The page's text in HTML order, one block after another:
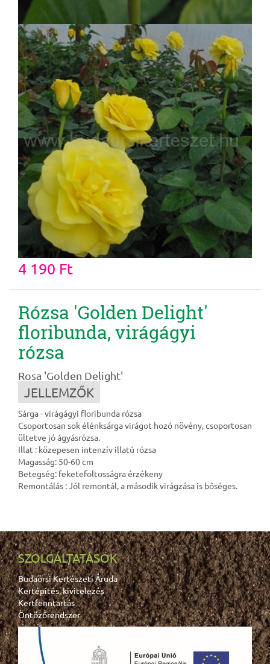
4 190 Ft
Rózsa 'Golden Delight'
floribunda, virágágyi
rózsa
Rosa 'Golden Delight'
JELLEMZŐK
Sárga - virágágyi floribunda rózsa
Csoportosan sok élénksárga virágot hozó növény, csoportosan
ültetve jó ágyásrózsa.
Illat : közepesen intenzív illatú rózsa
Magasság: 50-60 cm
Betegség: feketefoltosságra érzékeny
Remontálás : Jól remontál, a második virágzása is bőséges.
SZOLGÁLTATÁSOK
Budaörsi Kertészeti Áruda
Kertépítés, kivitelezés
Kertfenntartás
Öntözőrendszer